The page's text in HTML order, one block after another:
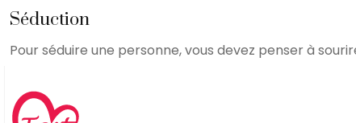
Séduction
Pour séduire une personne, vous devez penser à